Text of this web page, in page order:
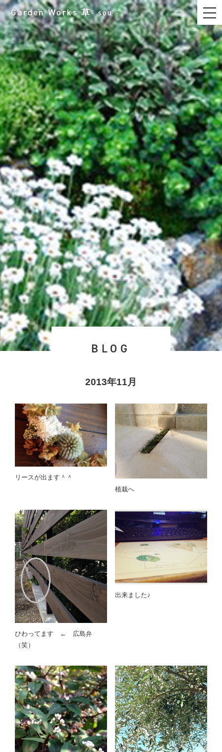
Garden Works草- sou -
BLOG
2013年11月
リースが出ます＾＾
植栽へ
ひわってます ← 広島弁
（笑）
出来ました♪
t
o
g
g
l
e
n
a
v
i
g
a
t
i
o
n